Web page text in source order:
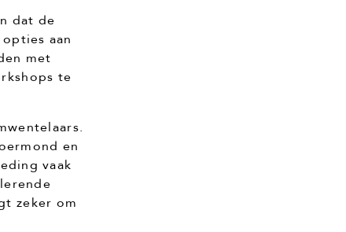
dat de
aan
met
te
en
vaak
zeker om